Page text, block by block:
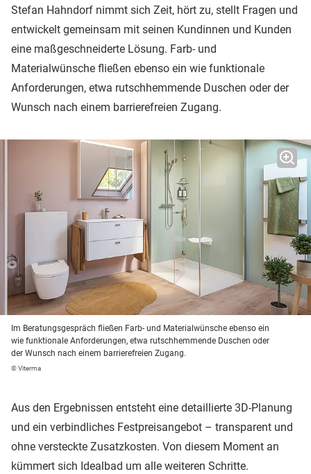
Stefan Hahndorf nimmt sich Zeit, hört zu, stellt Fragen und
entwickelt gemeinsam mit seinen Kundinnen und Kunden
eine maßgeschneiderte Lösung. Farb- und
Materialwünsche fließen ebenso ein wie funktionale
Anforderungen, etwa rutschhemmende Duschen oder der
Wunsch nach einem barrierefreien Zugang.
Im Beratungsgespräch fließen Farb- und Materialwünsche ebenso ein
wie funktionale Anforderungen, etwa rutschhemmende Duschen oder
der Wunsch nach einem barrierefreien Zugang.
© Viterma
Aus den Ergebnissen entsteht eine detaillierte 3D-Planung
und ein verbindliches Festpreisangebot – transparent und
ohne versteckte Zusatzkosten. Von diesem Moment an
kümmert sich Idealbad um alle weiteren Schritte.